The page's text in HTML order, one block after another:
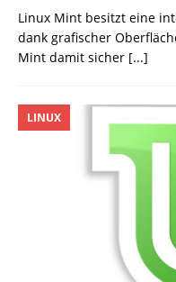
Linux Mint besitzt eine
dank grafischer
Mint damit sicher [...]
LINUX